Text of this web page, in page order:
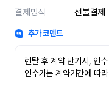
결제방식
선불결제
추가 코멘트
렌탈 후 계약 만기시, 인
인수가는 계약기간에 따